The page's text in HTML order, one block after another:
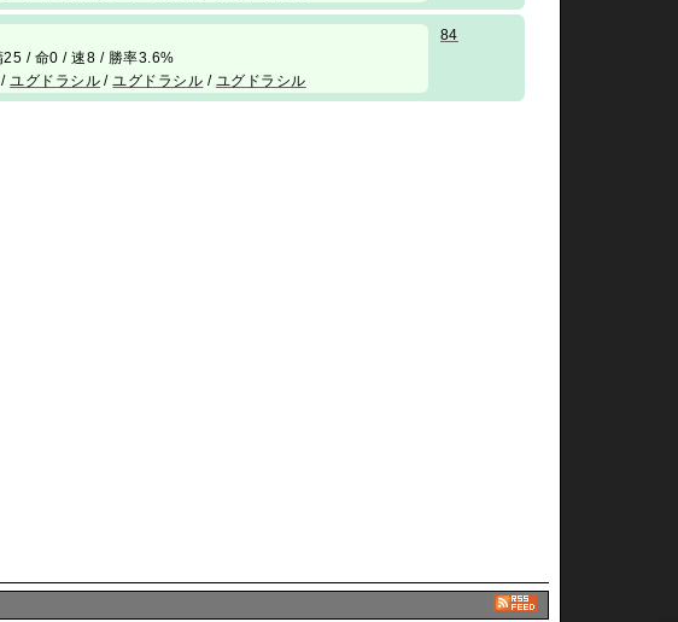
/ 命0 / 速8 / 勝率3.6%
/ユグドラシル /ユグドラシル / ユグドラシル
84